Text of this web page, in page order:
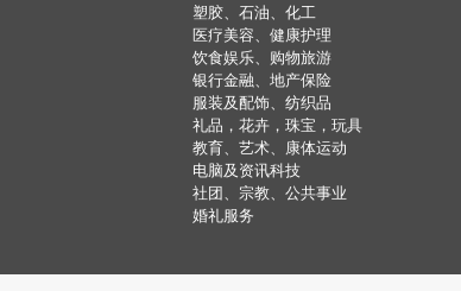
塑胶、石油、化工
医疗美容、健康护理
饮食娱乐、购物旅游
银行金融、地产保险
服装及配饰、纺织品
礼品，花卉，珠宝，玩具
教育、艺术、康体运动
电脑及资讯科技
社团、宗教、公共事业
婚礼服务